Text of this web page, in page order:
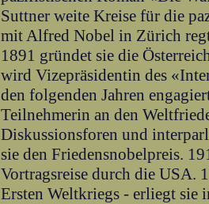
Suttner weite Kreise für die
mit Alfred Nobel in Zürich
1891 gründet sie die
wird Vizepräsidentin des
den folgenden Jahren
Teilnehmerin an den
Diskussionsforen und
sie den Friedensnobelpreis.
Vortragsreise durch die USA.
Ersten Weltkriegs - erliegt sie